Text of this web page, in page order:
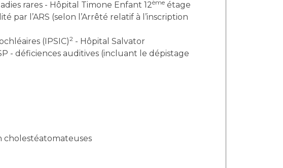
rares - Hôpital Timone Enfant 12ème étage
l’ARS (selon l’Arrêté relatif à l’inscription
(IPSIC)2 - Hôpital Salvator
- déficiences auditives (incluant le dépistage
cholestéatomateuses